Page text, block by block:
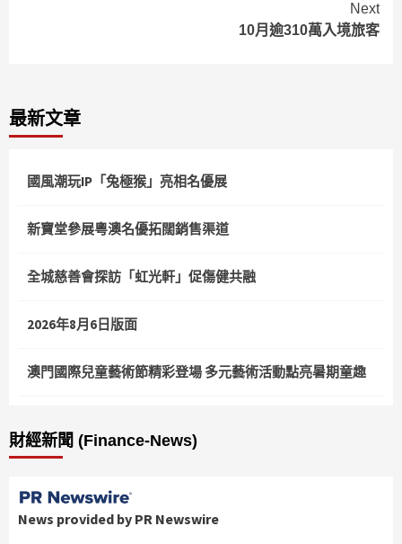
Next
10月逾310萬入境旅客
最新文章
國風潮玩IP「兔極猴」亮相名優展
新寶堂參展粵澳名優拓闊銷售渠道
全城慈善會探訪「虹光軒」促傷健共融
2026年8月6日版面
澳門國際兒童藝術節精彩登場 多元藝術活動點亮暑期童趣
財經新聞 (Finance-News)
News provided by PR Newswire